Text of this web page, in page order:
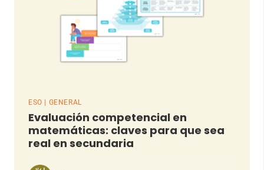
ESO | GENERAL
Evaluación competencial en
matemáticas: claves para que sea
real en secundaria